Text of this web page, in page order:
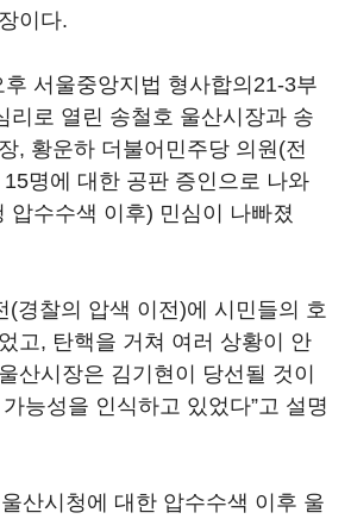
이다.
서울중앙지법 형사합의21-3부
리로 열린 송철호 울산시장과 송
, 황운하 더불어민주당 의원(전
명에 대한 공판 증인으로 나와
압수수색 이후) 민심이 나빠졌
(경찰의 압색 이전)에 시민들의 호
고, 탄핵을 거쳐 여러 상황이 안
산시장은 김기현이 당선될 것이
능성을 인식하고 있었다”고 설명
산시청에 대한 압수수색 이후 울